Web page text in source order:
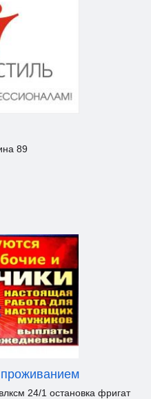
89
проживанием
24/1 остановка фригат